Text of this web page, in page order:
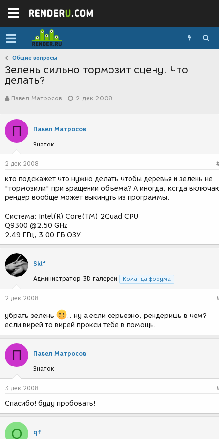
Общие вопросы
Зелень сильно тормозит сцену. Что
делать?
в
о
р
т
е
м
ы
Павел Матросов
а
с
д
и
я
2 дек 2008
П Павел Матросов
Знаток
2 дек 2008
кто подскажет что нужно делать чтобы деревья и зелень не
"тормозили" при вращении объема? А иногда, когда
рендер вообще может выкинуть из программы.
Система: Intel(R) Core(TM) 2Quad CPU
Q9300 @2.50 GHz
2.49 ГГц, 3,00 ГБ ОЗУ
Skif
Администратор 3D галереи Команда форума
2 дек 2008
убрать зелень
.. ну а если серьезно, рендеришь в чем?
если вирей то вирей прокси тебе в помощь.
П Павел Матросов
Знаток
3 дек 2008
Спасибо! буду пробовать!
Q qf